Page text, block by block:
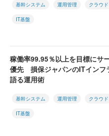
基幹システム 運用管理 クラウド
IT基盤
稼働率99.95％以上を目標にサ
優先 損保ジャパンのITインフ
語る運用術
基幹システム 運用管理 クラウド
IT基盤